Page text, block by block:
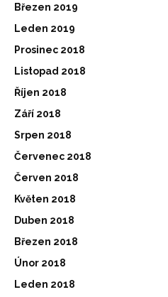
Březen 2019
Leden 2019
Prosinec 2018
Listopad 2018
Říjen 2018
Září 2018
Srpen 2018
Červenec 2018
Červen 2018
Květen 2018
Duben 2018
Březen 2018
Únor 2018
Leden 2018